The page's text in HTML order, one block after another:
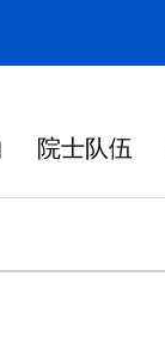
院士队伍